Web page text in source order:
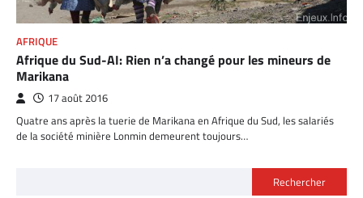
AFRIQUE
Afrique du Sud-AI: Rien n’a changé pour les mineurs de
Marikana
17 août 2016
Quatre ans après la tuerie de Marikana en Afrique du Sud, les salariés
de la société minière Lonmin demeurent toujours…
Rechercher